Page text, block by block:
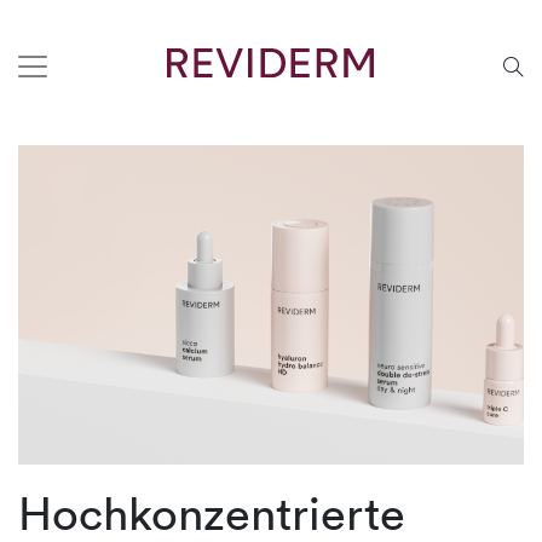
Hochkonzentrierte